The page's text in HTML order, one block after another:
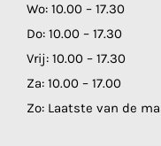
Wo: 10.00 – 17.30
Do: 10.00 – 17.30
Vrij: 10.00 – 17.30
Za: 10.00 – 17.00
Zo: Laatste van de